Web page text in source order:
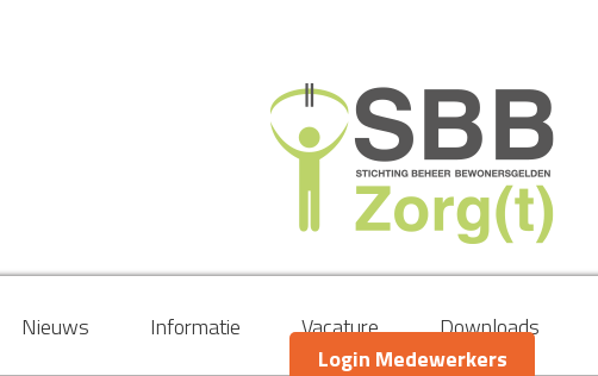
Nieuws Informatie Vacature Downloads
Login Medewerkers